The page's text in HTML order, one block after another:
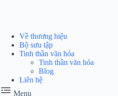
dung
Về thương hiệu
Bộ sưu tập
Tinh thần văn hóa
Tinh thần văn hóa
Blog
Liên hệ
Menu